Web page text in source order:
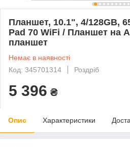
Планшет, 10.1", 4/128GB,
Pad 70 WiFi / Планшет на
планшет
Немає в наявності
Код: 345701314
Роздріб
5 396 ₴
Опис Характеристики